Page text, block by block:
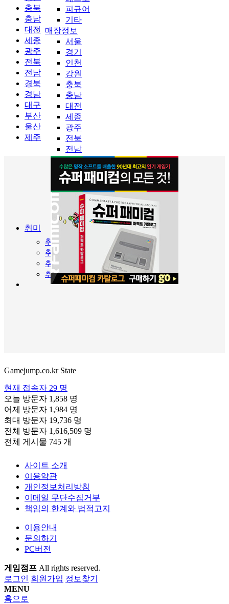
피규어
기타
매장정보
서울
경기
인천
강원
충북
충남
대전
세종
광주
전북
전남
경북
경남
대구
부산
울산
제주
취미
취미정보/뉴스
취미소개/리뷰
취미읽을거리
취미영상
충북
충남
대전
세종
광주
전북
전남
경북
경남
대구
부산
울산
제주
Gamejump.co.kr State
현재 접속자 29 명
오늘 방문자 1,858 명
어제 방문자 1,984 명
최대 방문자 19,736 명
전체 방문자 1,616,509 명
전체 게시물 745 개
사이트 소개
이용약관
개인정보처리방침
이메일 무단수집거부
책임의 한계와 법적고지
이용안내
문의하기
PC버전
게임점프 All rights reserved.
로그인 회원가입 정보찾기
MENU
홈으로